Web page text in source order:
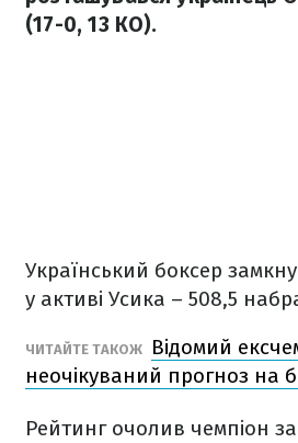
(17-0, 13 КО).
Український боксер
у активі Усика – 508,5
ЧИТАЙТЕ ТАКОЖ
Відомий
неочікуваний прогноз на
Рейтинг очолив чемпіон за